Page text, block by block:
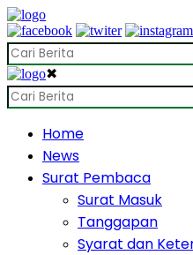
✖
Home
News
Surat Pembaca
Surat Masuk
Tanggapan
Syarat dan